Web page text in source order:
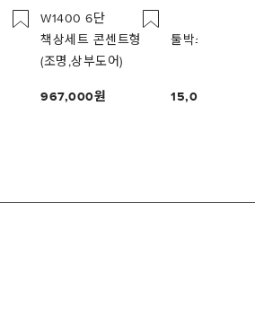
W1400 6단
책상세트 콘센트형
(조명,상부도어)
967,000
툴박스
15,000